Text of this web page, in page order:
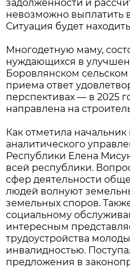
задолженности и
невозможно выплатить
Ситуация будет
Многодетную маму,
нуждающихся в
Боровлянском
приема ответ
перспективах — в 2025
направлена на
Как отметила
аналитического
Республики Елена
всей республики.
сфер деятельности
людей волнуют
земельных споров.
социальному
интересным
трудоустройства
инвалидностью.
предложения в